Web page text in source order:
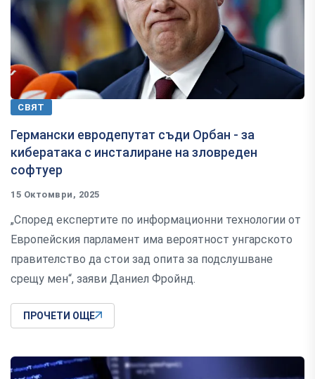
СВЯТ
Германски евродепутат съди Орбан - за
кибератака с инсталиране на зловреден
софтуер
15 Октомври, 2025
„Според експертите по информационни технологии от
Европейския парламент има вероятност унгарското
правителство да стои зад опита за подслушване
срещу мен“, заяви Даниел Фройнд.
ПРОЧЕТИ ОЩЕ